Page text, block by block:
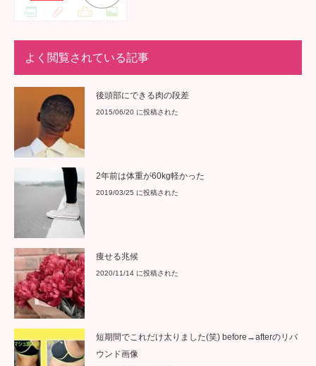
よく閲覧されている記事
後頭部にできる肉の段差
2015/06/20 に投稿された
2年前は体重が60kg軽かった
2019/03/25 に投稿された
痩せる兆候
2020/11/14 に投稿された
短期間でこれだけ太りました(笑) before→afterのリバ
ウンド画像